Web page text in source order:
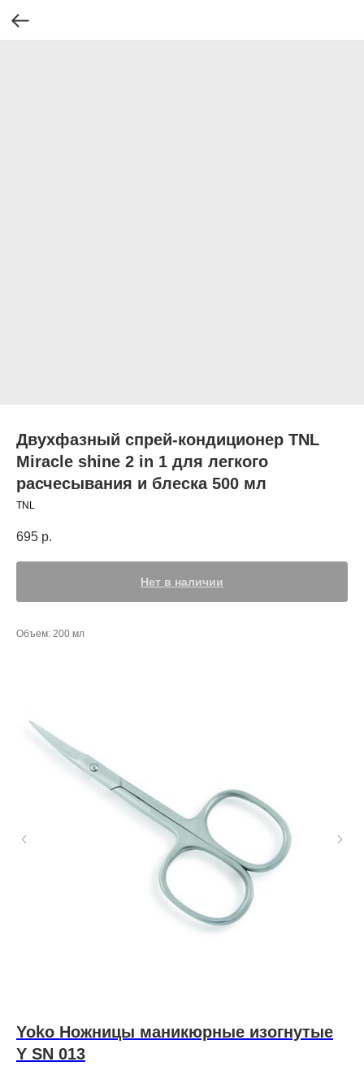
Двухфазный спрей-кондиционер TNL
Miracle shine 2 in 1 для легкого
расчесывания и блеска 500 мл
TNL
695 р.
Нет в наличии
Объем: 200 мл
Yoko Ножницы маникюрные изогнутые
Y SN 013